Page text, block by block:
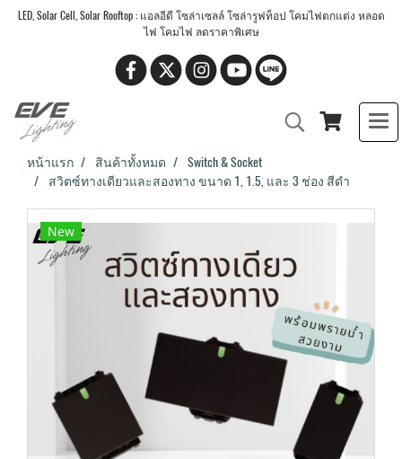
LED, Solar Cell, Solar Rooftop : แอลอีดี โซล่าเซลล์ โซล่ารูฟท็อป โคมไฟตกแต่ง หลอด
ไฟ โคมไฟ ลดราคาพิเศษ
หน้าแรก สินค้าทั้งหมด
Switch & Socket
สวิตซ์ทางเดียวและสองทาง ขนาด 1, 1.5, และ 3 ช่อง สีดำ
New